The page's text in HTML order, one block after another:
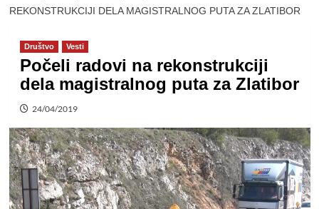
REKONSTRUKCIJI DELA MAGISTRALNOG PUTA ZA ZLATIBOR
Društvo Vesti
Počeli radovi na rekonstrukciji
dela magistralnog puta za Zlatibor
24/04/2019